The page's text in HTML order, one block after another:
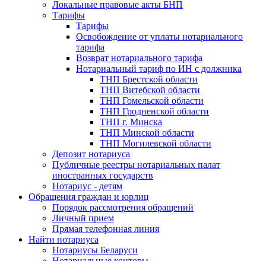
Локальные правовые акты БНП
Тарифы
Тарифы
Освобождение от уплаты нотариального
тарифа
Возврат нотариального тарифа
Нотариальный тариф по ИН с должника
ТНП Брестской области
ТНП Витебской области
ТНП Гомельской области
ТНП Гродненской области
ТНП г. Минска
ТНП Минской области
ТНП Могилевской области
Депозит нотариуса
Публичные реестры нотариальных палат
иностранных государств
Нотариус - детям
Обращения граждан и юрлиц
Порядок рассмотрения обращений
Личный прием
Прямая телефонная линия
Найти нотариуса
Нотариусы Беларуси